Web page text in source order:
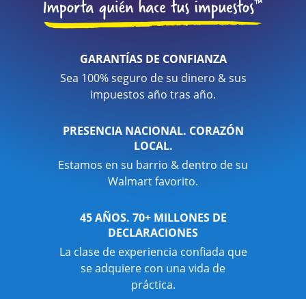
GARANTÍAS DE CONFIANZA
Sea 100% seguro de su dinero & sus
impuestos año tras año.
PRESENCIA NACIONAL. CORAZÓN
LOCAL.
Estamos en su barrio & dentro de su
Walmart favorito.
45 AÑOS. 70+ MILLONES DE
DECLARACIONES
La clase de experiencia confiada que
se adquiere con una vida de
práctica.